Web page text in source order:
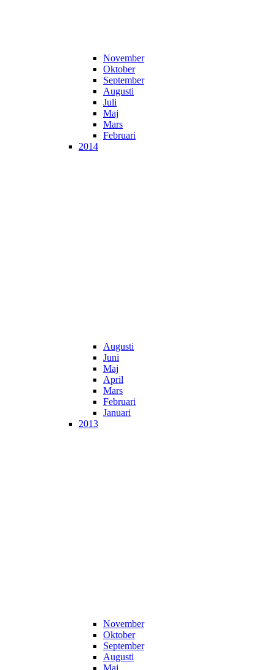
November
Oktober
September
Augusti
Juli
Maj
Mars
Februari
2014
Augusti
Juni
Maj
April
Mars
Februari
Januari
2013
November
Oktober
September
Augusti
Maj